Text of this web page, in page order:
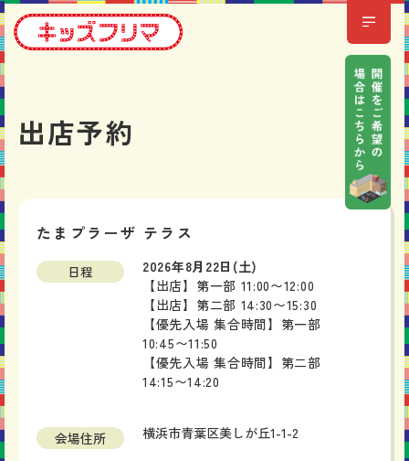
出店予約
たまプラーザ テラス
日程
2026年8月22日(土)
【出店】第一部 11:00〜12:00
【出店】第二部 14:30〜15:30
【優先入場 集合時間】第一部
10:45〜11:50
【優先入場 集合時間】第二部
14:15〜14:20
会場住所 横浜市青葉区美しが丘1-1-2